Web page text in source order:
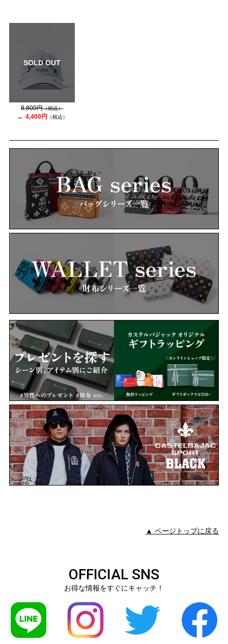
SOLD OUT
8,800円（税込）
4,400円 （税込）
▲ ページトップに戻る
OFFICIAL SNS
お得な情報をすぐにキャッチ！